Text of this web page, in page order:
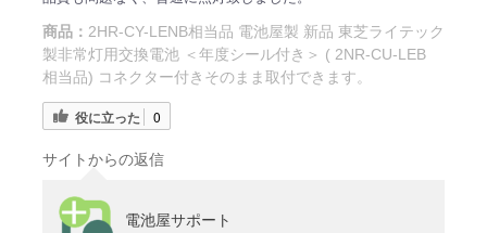
商品： 2HR-CY-LENB相当品 電池屋製 新品 東芝ライテック
製非常灯用交換電池 ＜年度シール付き＞ ( 2NR-CU-LEB
相当品) コネクター付きそのまま取付できます。
役に立った 0
サイトからの返信
電池屋サポート